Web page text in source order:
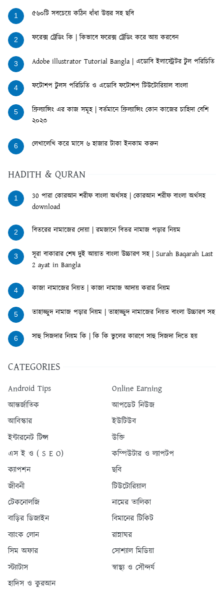
1 ৫৬০টি সবচেয়ে কঠিন ধাঁধা উত্তর সহ ছবি
2 ফরেক্স ট্রেডিং কি | কিভাবে ফরেক্স ট্রেডিং করে আয় করবেন
3 Adobe illustrator Tutorial Bangla | এডোবি ইলাস্ট্রেটর টুল পরিচিতি
4 ফটোশপ টুলস পরিচিতি ও এডোবি ফটোশপ টিউটোরিয়াল বাংলা
5
ফ্রিল্যান্সিং এর কাজ সমূহ | বর্তমানে ফ্রিল্যান্সিং কোন কাজের চাহিদা বেশি
২০২৩
6 লেখালেখি করে মাসে ৬ হাজার টাকা ইনকাম করুন
HADITH & QURAN
1
30 পারা কোরআন শরীফ বাংলা অর্থসহ | কোরআন শরীফ বাংলা অর্থসহ
download
2 বিতরের নামাজের দোয়া | রমজানে বিতর নামাজ পড়ার নিয়ম
3
সূরা বাকারার শেষ দুই আয়াত বাংলা উচ্চারণ সহ | Surah Baqarah Last
2 ayat in Bangla
4 কাজা নামাজের নিয়ত | কাজা নামাজ আদায় করার নিয়ম
5 তাহাজ্জুদ নামাজ পড়ার নিয়ম | তাহাজ্জুদ নামাজের নিয়ত বাংলা উচ্চারণ সহ
6 সাহু সিজদার নিয়ম কি | কি কি ভুলের কারণে সাহু সিজদা দিতে হয়
CATEGORIES
Android Tips
Online Earning
আন্তর্জাতিক
আপডেট নিউজ
আবিস্কার
ইউটিউব
ইন্টারনেট টিপ্স
উক্তি
এস ই ও ( S E O)
কম্পিউটার ও ল্যাপটপ
ক্যাপশন
ছবি
জীবনী
টিউটোরিয়াল
টেকনোলজি
নামের তালিকা
বাড়ির ডিজাইন
বিমানের টিকিট
ব্যাংক লোন
রান্নাঘর
সিম অফার
সোশ্যাল মিডিয়া
স্ট্যাটাস
স্বাস্থ্য ও সৌন্দর্য
হাদিস ও কুরআন